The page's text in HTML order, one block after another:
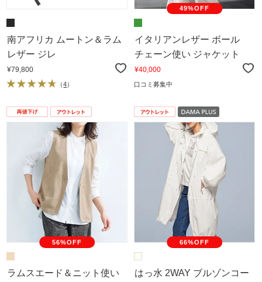
南アフリカ ムートン＆ラム
レザー ジレ
¥79,800
（4）
49%OFF
イタリアンレザー ボール
チェーン使い ジャケット
¥40,000
口コミ募集中
56%OFF
ラムスエード＆ニット使い
66%OFF
はっ水 2WAY ブルゾンコー